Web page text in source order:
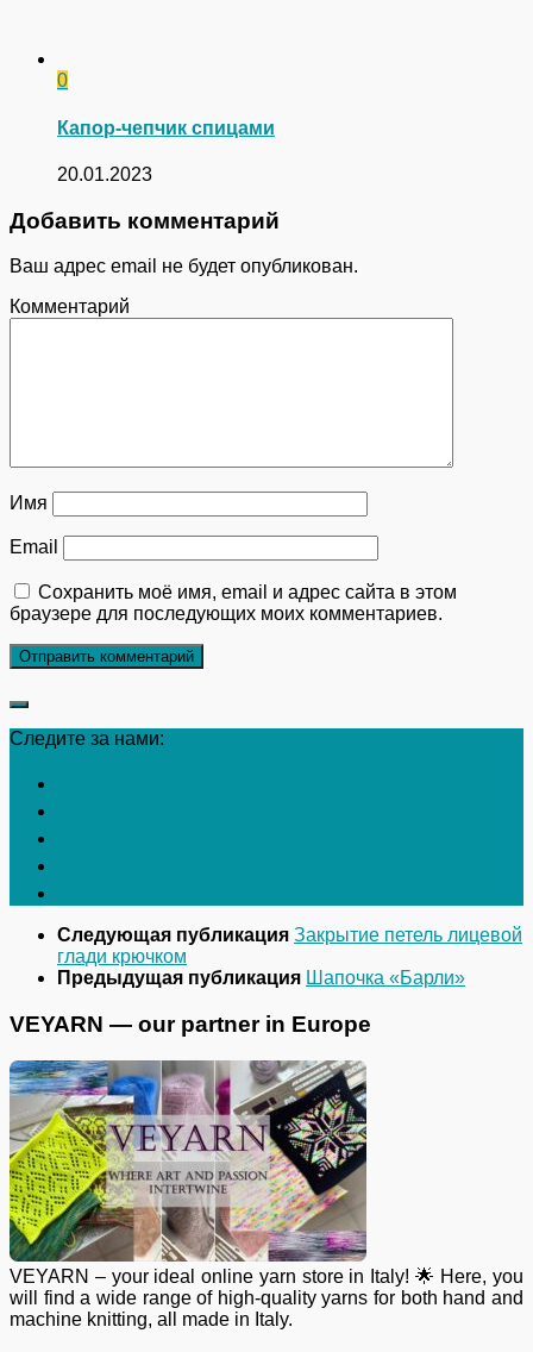
0
Капор-чепчик спицами
20.01.2023
Добавить комментарий
Ваш адрес email не будет опубликован.
Комментарий
Имя
Email
Сохранить моё имя, email и адрес сайта в этом
браузере для последующих моих комментариев.
Следите за нами:
Следующая публикация Закрытие петель лицевой
глади крючком
Предыдущая публикация Шапочка «Барли»
VEYARN — our partner in Europe
VEYARN – your ideal online yarn store in Italy! 🌟 Here, you
will find a wide range of high-quality yarns for both hand and
machine knitting, all made in Italy.